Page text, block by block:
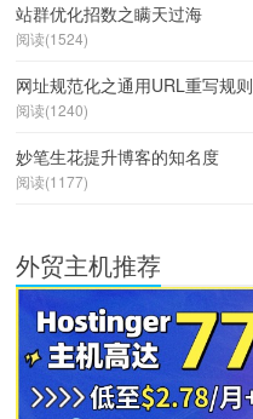
站群优化招数之瞒天过海
阅读(1524)
网址规范化之通用URL重写规则
阅读(1240)
妙笔生花提升博客的知名度
阅读(1177)
外贸主机推荐